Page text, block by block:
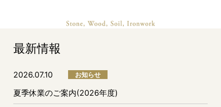
最新情報
2026.07.10 お知らせ
夏季休業のご案内(2026年度)